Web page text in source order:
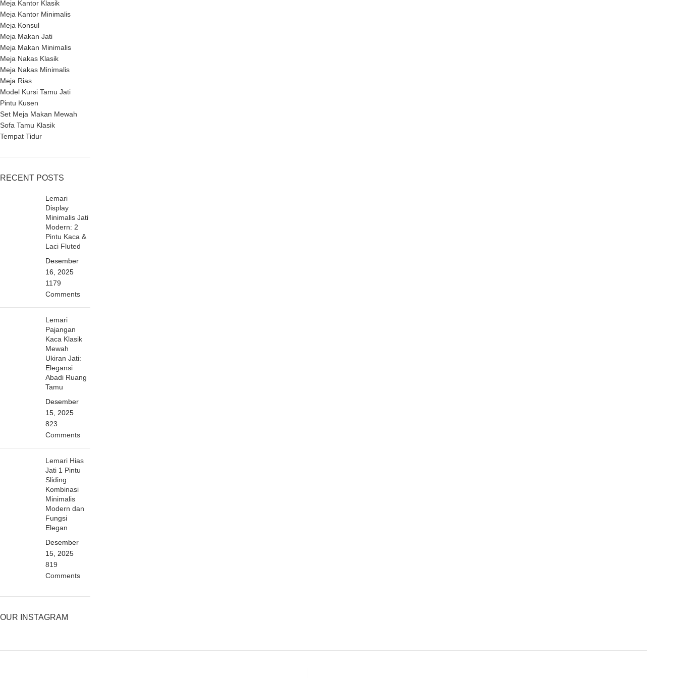
Meja Kantor Klasik
Meja Kantor Minimalis
Meja Konsul
Meja Makan Jati
Meja Makan Minimalis
Meja Nakas Klasik
Meja Nakas Minimalis
Meja Rias
Model Kursi Tamu Jati
Pintu Kusen
Set Meja Makan Mewah
Sofa Tamu Klasik
Tempat Tidur
RECENT POSTS
Lemari
Display
Minimalis Jati
Modern: 2
Pintu Kaca &
Laci Fluted
Desember
16, 2025
1179
Comments
Lemari
Pajangan
Kaca Klasik
Mewah
Ukiran Jati:
Elegansi
Abadi Ruang
Tamu
Desember
15, 2025
823
Comments
Lemari Hias
Jati 1 Pintu
Sliding:
Kombinasi
Minimalis
Modern dan
Fungsi
Elegan
Desember
15, 2025
819
Comments
OUR INSTAGRAM